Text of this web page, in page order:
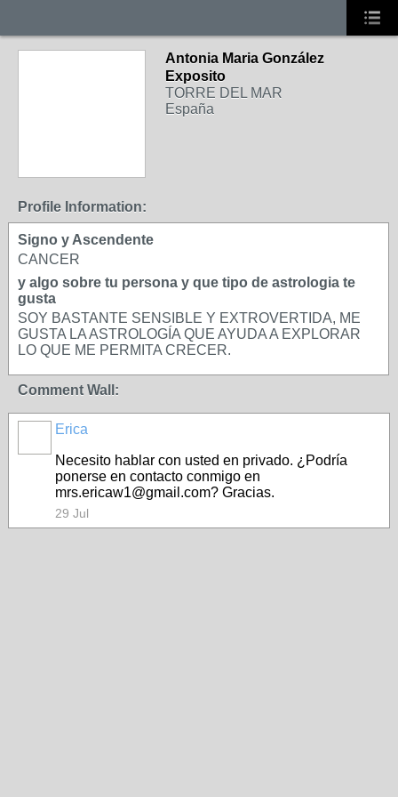
Antonia Maria González
Exposito
TORRE DEL MAR
España
Profile Information:
Signo y Ascendente
CANCER
y algo sobre tu persona y que tipo de astrologia te
gusta
SOY BASTANTE SENSIBLE Y EXTROVERTIDA, ME
GUSTA LA ASTROLOGÍA QUE AYUDA A EXPLORAR
LO QUE ME PERMITA CRECER.
Comment Wall:
Erica
Necesito hablar con usted en privado. ¿Podría
ponerse en contacto conmigo en
mrs.ericaw1@gmail.com? Gracias.
29 Jul